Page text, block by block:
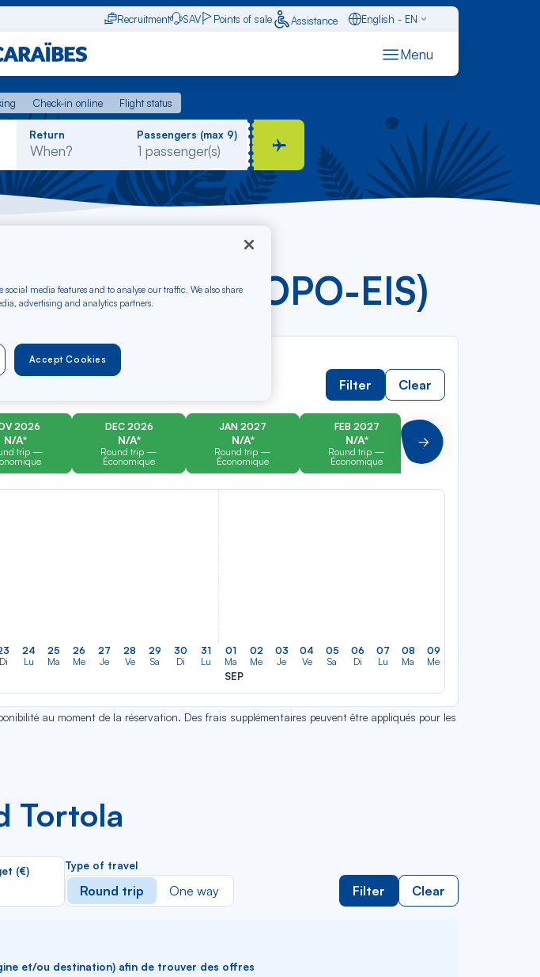
Recruitment SAV Points of sale Assistance
English - EN
Menu
Check-in online
Flight status
Check-in online Flight status
Return Passengers (max 9)
from € (OPO-EIS)
of travel
Filter Clear
2026
N/A*
trip —
DEC 2026
N/A*
Round trip —
Économique
JAN 2027
N/A*
Round trip —
Économique
FEB 2027
N/A*
Round trip —
Économique
Round trip —
Suivant
Di
24
Lu
25
Ma
26
Me
27
Je
28
Ve
29
Sa
30
Di
31
Lu
01
Ma
SEP
02
Me
03
Je
04
Ve
05
Sa
06
Di
07
Lu
08
Ma
09
Me
au moment de la réservation. Des frais supplémentaires peuvent être appliqués pour les
Tortola
(€) Type of travel
Round trip One way Filter Clear
et/ou destination) afin de trouver des offres
media features and to analyse our traffic. We also share
advertising and analytics partners.
Accept Cookies